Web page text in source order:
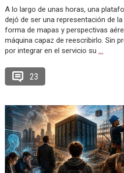
A lo largo de unas horas, una
dejó de ser una representación de
forma de mapas y perspectivas
máquina capaz de reescribirlo. Sin
por integrar en el servicio su …
23